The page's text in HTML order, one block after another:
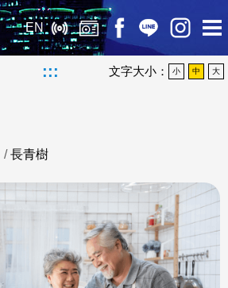
EN
::: 文字大小： 小 中 大
/長青樹